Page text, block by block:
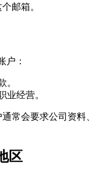
邮箱。
户：
。
业经营。
常会要求公司资料、
区